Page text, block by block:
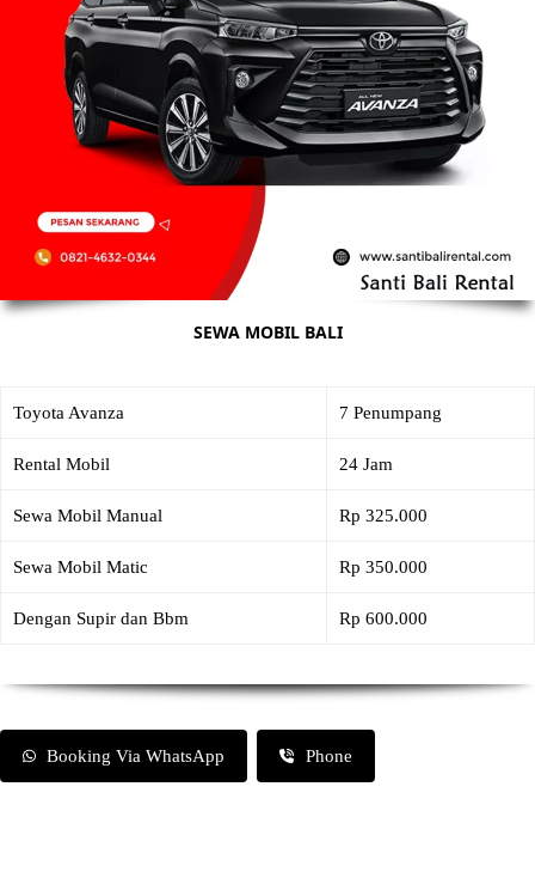
SEWA MOBIL BALI
Toyota Avanza 7 Penumpang
Rental Mobil 24 Jam
Sewa Mobil Manual Rp 325.000
Sewa Mobil Matic Rp 350.000
Dengan Supir dan Bbm Rp 600.000
Booking Via WhatsApp Phone